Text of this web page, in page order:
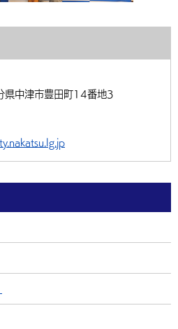
中津市豊田町14番地3